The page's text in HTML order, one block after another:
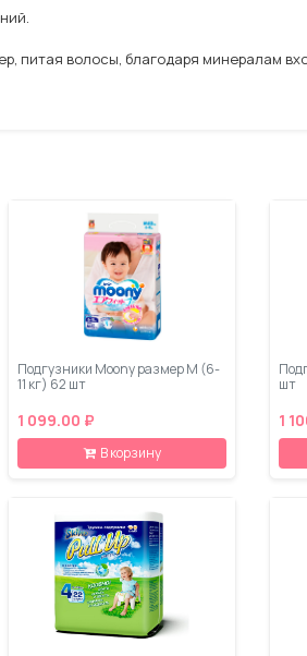
питая волосы, благодаря минералам
Подгузники Moony размер M (6-
11 кг) 62 шт
1 099.00 ₽
В корзину
шт
1